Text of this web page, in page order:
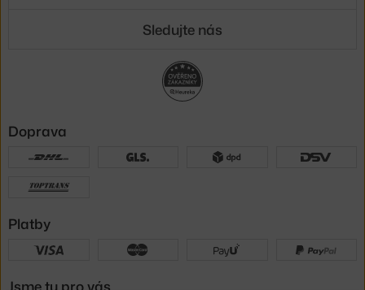
Sledujte nás
Doprava
Platby
Jsme tu pro vás